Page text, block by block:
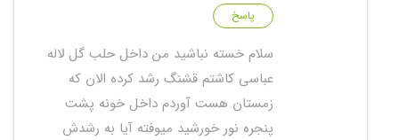
پاسخ
سلام خسته نباشید من داخل حلب گل لاله
عباسی کاشتم قشنگ رشد کرده الان که
زمستان هست آوردم داخل خونه پشت
پنجره نور خورشید میوفته آیا به رشدش